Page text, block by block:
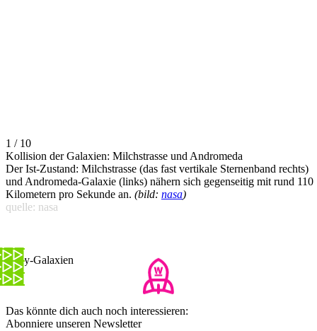
1 / 10
Kollision der Galaxien: Milchstrasse und Andromeda
Der Ist-Zustand: Milchstrasse (das fast vertikale Sternenband rechts)
und Andromeda-Galaxie (links) nähern sich gegenseitig mit rund 110
Kilometern pro Sekunde an. (bild: nasa)
quelle: nasa
Baby-Galaxien
Das könnte dich auch noch interessieren:
Abonniere unseren Newsletter